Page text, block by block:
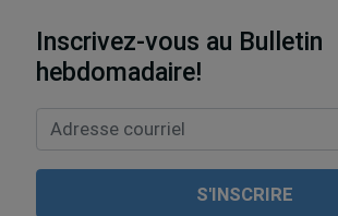
Inscrivez-vous au Bulletin
hebdomadaire!